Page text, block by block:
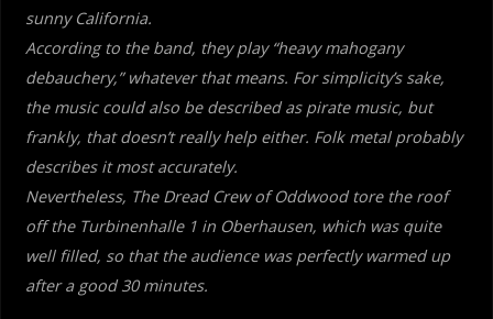
sunny California.
According to the band, they play “heavy mahogany
debauchery,” whatever that means. For simplicity’s sake,
the music could also be described as pirate music, but
frankly, that doesn’t really help either. Folk metal probably
describes it most accurately.
Nevertheless, The Dread Crew of Oddwood tore the roof
off the Turbinenhalle 1 in Oberhausen, which was quite
well filled, so that the audience was perfectly warmed up
after a good 30 minutes.